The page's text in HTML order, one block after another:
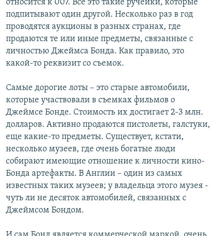
относится к 007. Все это такие ручейки, которые
подпитывают один другой. Несколько раз в год
проводятся аукционы в разных странах, где
продаются те или иные предметы, связанные с
личностью Джеймса Бонда. Как правило, это
какой-то реквизит со съемок.
Самые дорогие лоты – это старые автомобили,
которые участвовали в съемках фильмов о
Джеймсе Бонде. Стоимость их достигает 2-3 млн.
долларов. Активно продаются пистолеты, галстуки,
еще какие-то предметы. Существует, кстати,
несколько музеев, где очень богатые люди
собирают имеющие отношение к личности кино-
Бонда артефакты. В Англии – один из самых
известных таких музеев; у владельца этого музея -
чуть ли не десяток автомобилей, связанных с
Джеймсом Бондом.